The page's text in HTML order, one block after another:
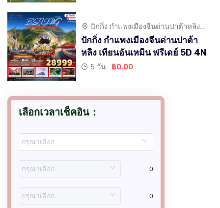
ปักกิ่ง กำแพงเมืองจีนด่านปาต้าหลิง
เทียนอันเหมิน
ปักกิ่ง กำแพงเมืองจีนด่านปาต้า
หลิง เทียนอันเหมิน ฟรีเดย์ 5D 4N
5 วัน ฿0.00
เลือกเวลาเช็คอิน：
0
0